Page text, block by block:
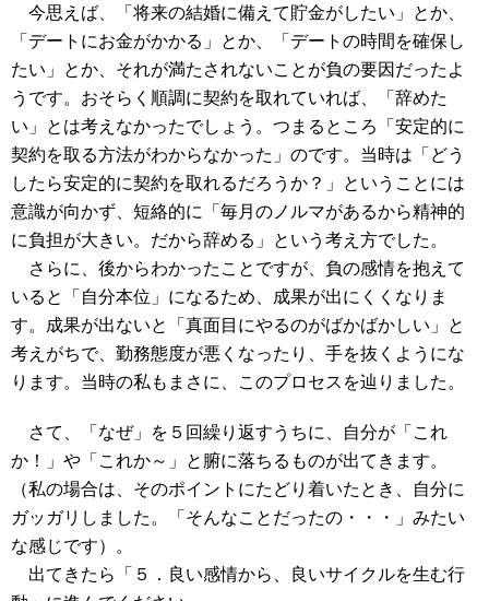
今思えば、「将来の結婚に備えて貯金がしたい」とか、
「デートにお金がかかる」とか、「デートの時間を確保し
たい」とか、それが満たされないことが負の要因だったよ
うです。おそらく順調に契約を取れていれば、「辞めた
い」とは考えなかったでしょう。つまるところ「安定的に
契約を取る方法がわからなかった」のです。当時は「どう
したら安定的に契約を取れるだろうか？」ということには
意識が向かず、短絡的に「毎月のノルマがあるから精神的
に負担が大きい。だから辞める」という考え方でした。
さらに、後からわかったことですが、負の感情を抱えて
いると「自分本位」になるため、成果が出にくくなりま
す。成果が出ないと「真面目にやるのがばかばかしい」と
考えがちで、勤務態度が悪くなったり、手を抜くようにな
ります。当時の私もまさに、このプロセスを辿りました。
さて、「なぜ」を５回繰り返すうちに、自分が「これ
か！」や「これか～」と腑に落ちるものが出てきます。
（私の場合は、そのポイントにたどり着いたとき、自分に
ガッガリしました。「そんなことだったの・・・」みたい
な感じです）。
出てきたら「５．良い感情から、良いサイクルを生む行